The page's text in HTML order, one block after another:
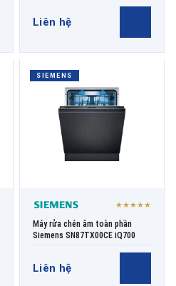
Liên hệ
SIEMENS
★★★★★
Máy rửa chén âm toàn phần
Siemens SN87TX00CE iQ700
Liên hệ